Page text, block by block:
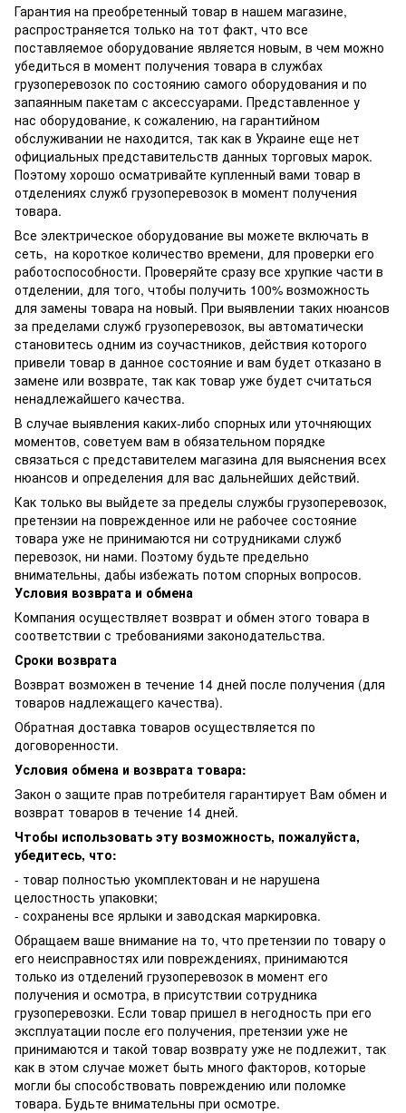
Гарантия на преобретенный товар в нашем магазине,
распространяется только на тот факт, что все
поставляемое оборудование является новым, в чем можно
убедиться в момент получения товара в службах
грузоперевозок по состоянию самого оборудования и по
запаянным пакетам с аксессуарами. Представленное у
нас оборудование, к сожалению, на гарантийном
обслуживании не находится, так как в Украине еще нет
официальных представительств данных торговых марок.
Поэтому хорошо осматривайте купленный вами товар в
отделениях служб грузоперевозок в момент получения
товара.
Все электрическое оборудование вы можете включать в
сеть, на короткое количество времени, для проверки его
работоспособности. Проверяйте сразу все хрупкие части в
отделении, для того, чтобы получить 100% возможность
для замены товара на новый. При выявлении таких нюансов
за пределами служб грузоперевозок, вы автоматически
становитесь одним из соучастников, действия которого
привели товар в данное состояние и вам будет отказано в
замене или возврате, так как товар уже будет считаться
ненадлежайшего качества.
В случае выявления каких-либо спорных или уточняющих
моментов, советуем вам в обязательном порядке
связаться с представителем магазина для выяснения всех
нюансов и определения для вас дальнейших действий.
Как только вы выйдете за пределы службы грузоперевозок,
претензии на поврежденное или не рабочее состояние
товара уже не принимаются ни сотрудниками служб
перевозок, ни нами. Поэтому будьте предельно
внимательны, дабы избежать потом спорных вопросов.
Условия возврата и обмена
Компания осуществляет возврат и обмен этого товара в
соответствии с требованиями законодательства.
Сроки возврата
Возврат возможен в течение 14 дней после получения (для
товаров надлежащего качества).
Обратная доставка товаров осуществляется по
договоренности.
Условия обмена и возврата товара:
Закон о защите прав потребителя гарантирует Вам обмен и
возврат товаров в течение 14 дней.
Чтобы использовать эту возможность, пожалуйста,
убедитесь, что:
- товар полностью укомплектован и не нарушена
целостность упаковки;
- сохранены все ярлыки и заводская маркировка.
Обращаем ваше внимание на то, что претензии по товару о
его неисправностях или повреждениях, принимаются
только из отделений грузоперевозок в момент его
получения и осмотра, в присутствии сотрудника
грузоперевозки. Если товар пришел в негодность при его
эксплуатации после его получения, претензии уже не
принимаются и такой товар возврату уже не подлежит, так
как в этом случае может быть много факторов, которые
могли бы способствовать повреждению или поломке
товара. Будьте внимательны при осмотре.